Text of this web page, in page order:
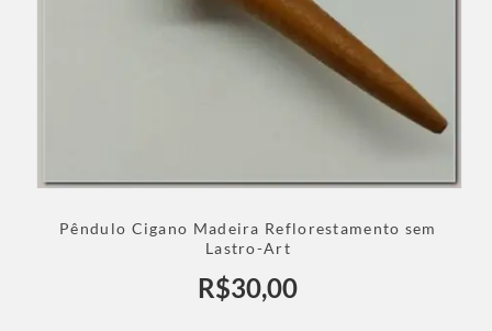
Pêndulo Cigano Madeira Reflorestamento sem
Lastro-Art
R$30,00